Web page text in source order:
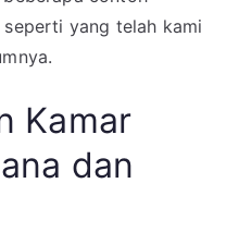
yang telah kami
Kamar
dan